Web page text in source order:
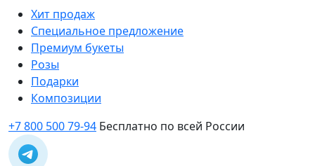
Хит продаж
Специальное предложение
Премиум букеты
Розы
Подарки
Композиции
+7 800 500 79-94 Бесплатно по всей России